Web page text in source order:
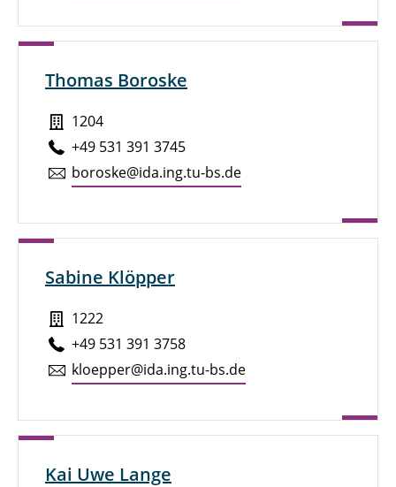
Thomas Boroske
1204
+49 531 391 3745
boroske@ida.ing.tu-bs.de
Sabine Klöpper
1222
+49 531 391 3758
kloepper@ida.ing.tu-bs.de
Kai Uwe Lange